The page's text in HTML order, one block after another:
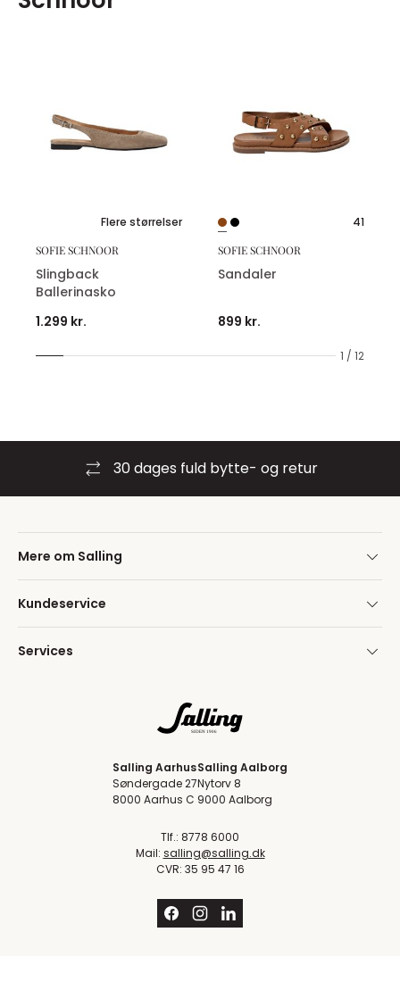
1 / 12
Flere størrelser
SOFIE SCHNOOR
Slingback
Ballerinasko
1.299 kr.
41
SOFIE SCHNOOR
Sandaler
899 kr.
30 dages fuld bytte- og retur
Mere om Salling
Kundeservice
Services
Salling Aarhus
Søndergade 27
8000 Aarhus C
Salling Aalborg
Nytorv 8
9000 Aalborg
Tlf.: 8778 6000
Mail: salling@salling.dk
CVR: 35 95 47 16